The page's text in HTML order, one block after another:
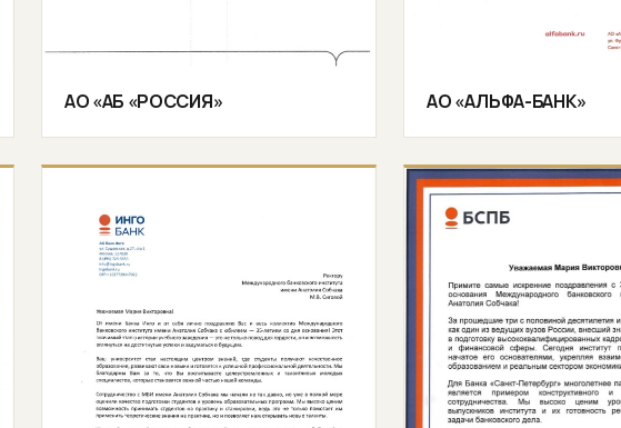
АО «АБ «РОССИЯ» АО «АЛЬФА-БАНК»